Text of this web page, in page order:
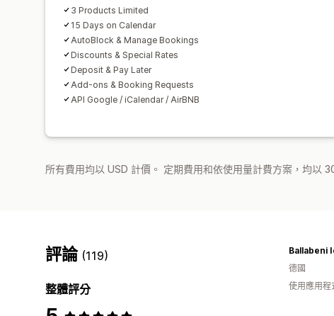
3 Products Limited
15 Days on Calendar
AutoBlock & Manage Bookings
Discounts & Special Rates
Deposit & Pay Later
Add-ons & Booking Requests
API Google / iCalendar / AirBNB
所有費用均以 USD 計價。 定期費用和依使用量計費方案，均以
評論 (119)
整體評分
德國
使用應用程